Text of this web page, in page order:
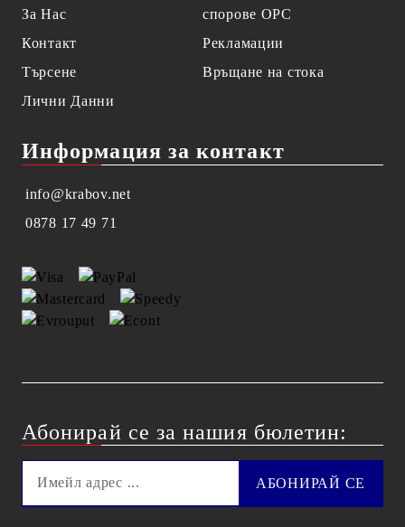
За Нас
Контакт
Търсене
Лични Данни
спорове OPC
Рекламации
Връщане на стока
Информация за контакт
info@krabov.net
0878 17 49 71
Абонирай се за нашия бюлетин: